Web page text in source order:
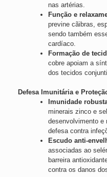
nas artérias.
Função e
previne cãibras,
sendo também
cardíaco.
Formação de
cobre apoiam a
dos tecidos
Defesa Imunitária e
Imunidade
minerais zinco e
desenvolvimento e
defesa contra
Escudo anti-
associadas ao
barreira
contra os danos